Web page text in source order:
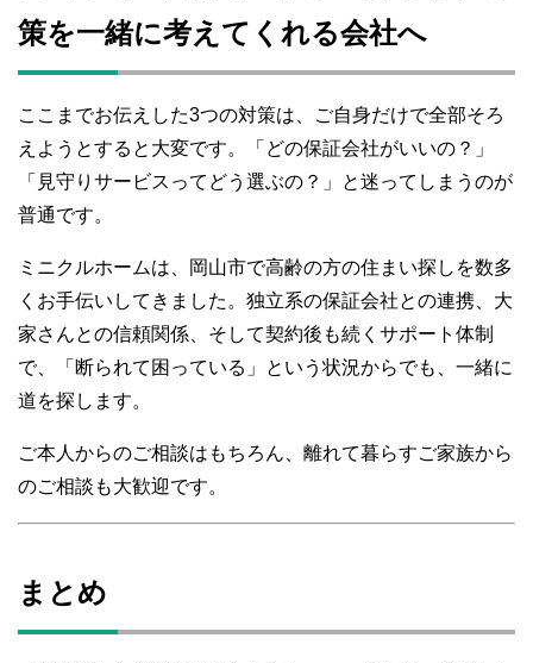
策を一緒に考えてくれる会社へ
ここまでお伝えした3つの対策は、ご自身だけで全部そろ
えようとすると大変です。「どの保証会社がいいの？」
「見守りサービスってどう選ぶの？」と迷ってしまうのが
普通です。
ミニクルホームは、岡山市で高齢の方の住まい探しを数多
くお手伝いしてきました。独立系の保証会社との連携、大
家さんとの信頼関係、そして契約後も続くサポート体制
で、「断られて困っている」という状況からでも、一緒に
道を探します。
ご本人からのご相談はもちろん、離れて暮らすご家族から
のご相談も大歓迎です。
まとめ